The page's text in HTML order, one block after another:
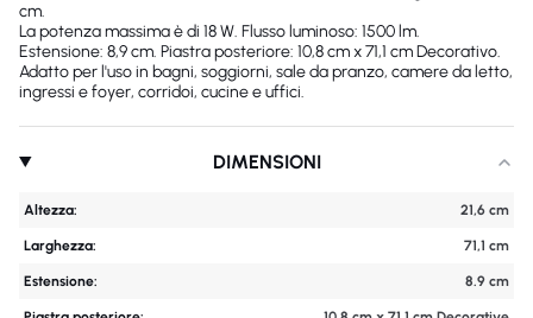
cm.
La potenza massima è di 18 W. Flusso luminoso: 1500 lm.
Estensione: 8,9 cm. Piastra posteriore: 10,8 cm x 71,1 cm Decorativo.
Adatto per l'uso in bagni, soggiorni, sale da pranzo, camere da letto,
ingressi e foyer, corridoi, cucine e uffici.
DIMENSIONI
Altezza: 21,6 cm
Larghezza: 71,1 cm
Estensione: 8.9 cm